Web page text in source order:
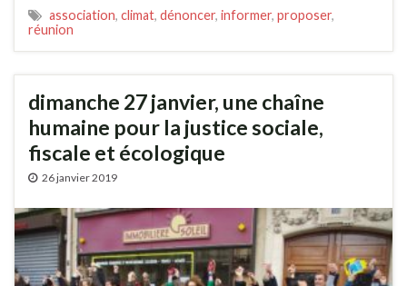
association, climat, dénoncer, informer, proposer,
réunion
dimanche 27 janvier, une chaîne
humaine pour la justice sociale,
fiscale et écologique
26 janvier 2019